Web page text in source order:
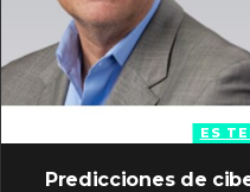
ES
Predicciones de